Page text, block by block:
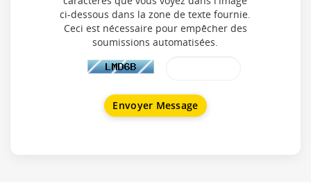
ci-dessous dans la zone de texte fournie.
Ceci est nécessaire pour empêcher des
soumissions automatisées.
Envoyer Message